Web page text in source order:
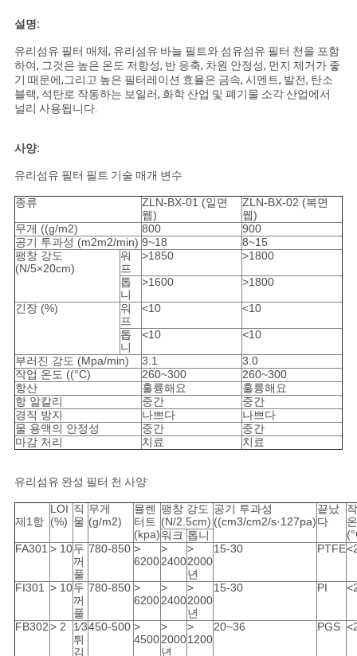
트
맵
PRIVACY
설명:
유리섬유 필터 매체, 유리섬유 바늘 필트와 섬유섬유 필터 천을 포함
하여, 그것은 높은 온도 저항성, 반 응축, 차원 안정성, 먼지 제거가 좋
기 때문에,그리고 높은 필터레이션 효율은 금속, 시멘트, 발전, 탄소
블랙, 석탄로 작동하는 보일러, 화학 산업 및 폐기물 소각 산업에서
널리 사용됩니다.
사양:
유리섬유 필터 필트 기술 매개 변수
종류
ZLN-BX-01 (일면
웹)
ZLN-BX-02 (복면
웹)
무게 ((g/m2)
800
900
공기 투과성 (m2m2/min) 9~18
8~15
팽창 강도
(N/5×20cm)
워
프
>1850 >1800
톱
니
>1600 >1800
긴장 (%)
워
프
<10 <10
톱
니
<10 <10
부러진 강도 (Mpa/min) 3.1
3.0
작업 온도 ((°C)
260~300
260~300
항산
훌륭해요
훌륭해요
항 알칼리
중간
중간
경직 방지
나쁘다
나쁘다
물 용액의 안정성
중간
중간
마감 처리
치료 치료
유리섬유 완성 필터 천 사양:
제1항
LOI
(%)
직
물
무게
(g/m2)
뮬렌
터트
(kpa)
팽창 강도
(N/2.5cm)
공기 투과성
((cm3/cm2/s·127pa)
끝났
다
워크 톱니
FA301 > 10두
꺼
풀
780-850 >
6200
>
2400
>
2000
년
15-30 PTFE
FI301 > 10두
꺼
풀
780-850 >
6200
>
2400
>
2000
년
15-30 PI
FB302> 2
1⁄3
튀
김
450-500 >
4500
>
2000
년
>
1200
20~36 PGS